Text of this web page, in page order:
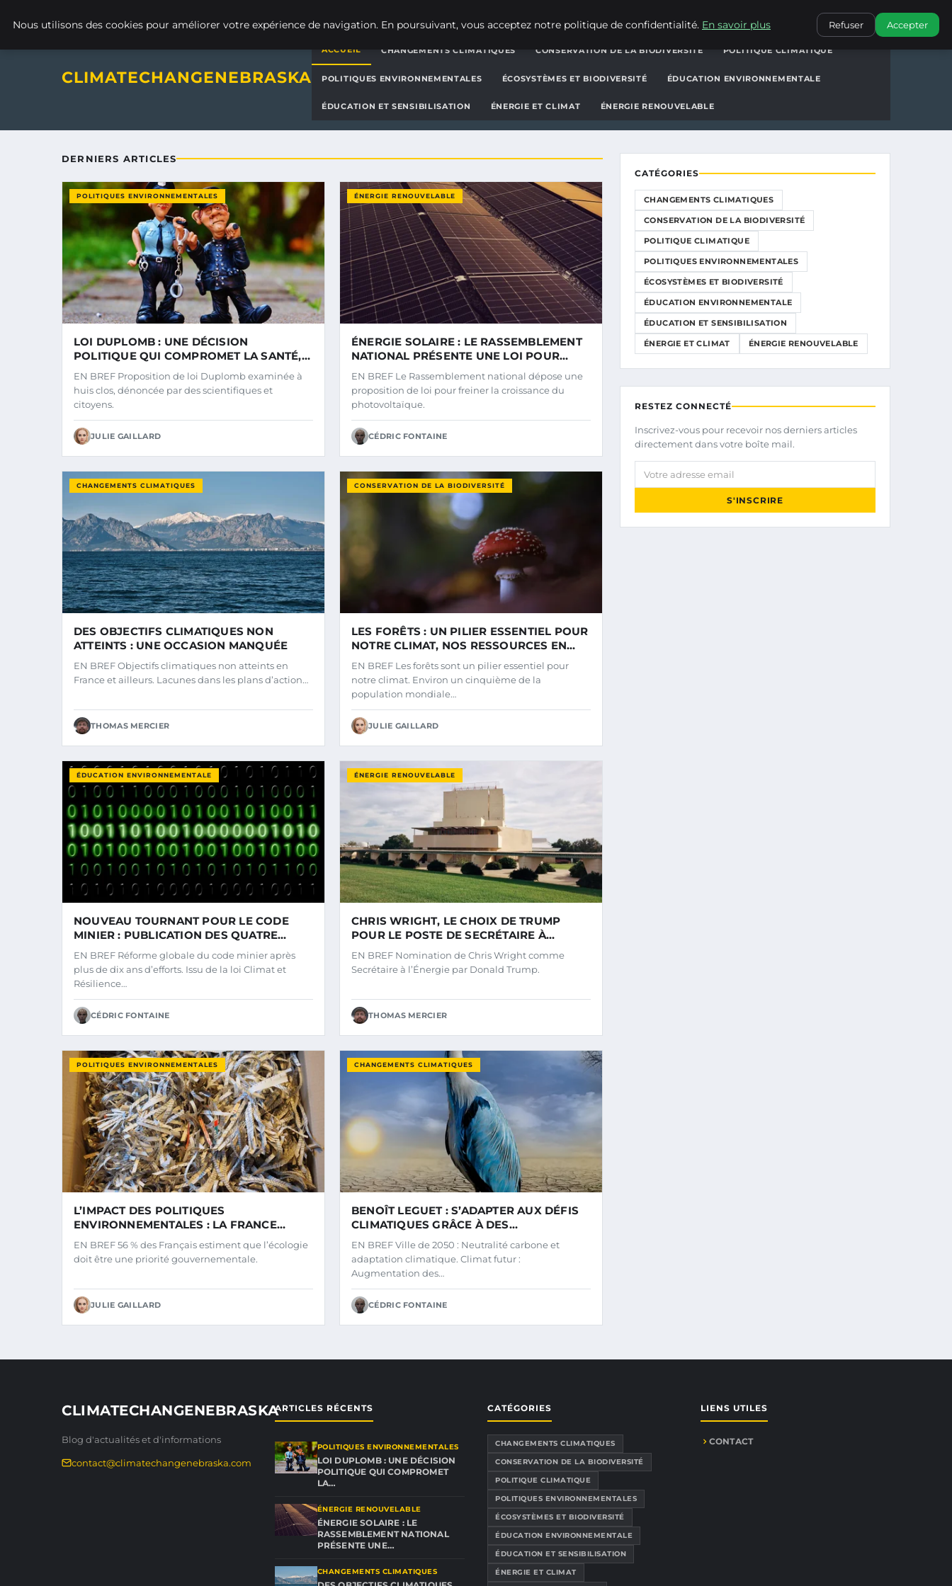
CONTACT
CLIMATECHANGENEBRASKA
ACCUEIL CHANGEMENTS CLIMATIQUES CONSERVATION DE LA BIODIVERSITÉ POLITIQUE CLIMATIQUE
POLITIQUES ENVIRONNEMENTALES ÉCOSYSTÈMES ET BIODIVERSITÉ ÉDUCATION ENVIRONNEMENTALE
ÉDUCATION ET SENSIBILISATION ÉNERGIE ET CLIMAT ÉNERGIE RENOUVELABLE
DERNIERS ARTICLES
POLITIQUES ENVIRONNEMENTALES
LOI DUPLOMB : UNE DÉCISION
POLITIQUE QUI COMPROMET LA SANTÉ,
L’ENVIRONNEMENT, LA RECHERCHE
SCIENTIFIQUE ET L’AVENIR DE
L’AGRICULTURE
EN BREF Proposition de loi Duplomb examinée à
huis clos, dénoncée par des scientifiques et
citoyens.
JULIE GAILLARD
ÉNERGIE RENOUVELABLE
ÉNERGIE SOLAIRE : LE RASSEMBLEMENT
NATIONAL PRÉSENTE UNE LOI POUR
RALENTIR L’EXPANSION DU
PHOTOVOLTAÏQUE
EN BREF Le Rassemblement national dépose une
proposition de loi pour freiner la croissance du
photovoltaïque.
CÉDRIC FONTAINE
CHANGEMENTS CLIMATIQUES
DES OBJECTIFS CLIMATIQUES NON
ATTEINTS : UNE OCCASION MANQUÉE
EN BREF Objectifs climatiques non atteints en
France et ailleurs. Lacunes dans les plans d’action…
THOMAS MERCIER
CONSERVATION DE LA BIODIVERSITÉ
LES FORÊTS : UN PILIER ESSENTIEL POUR
NOTRE CLIMAT, NOS RESSOURCES EN
EAU, NOTRE SANTÉ ET NOS MOYENS DE
SUBSISTANCE
EN BREF Les forêts sont un pilier essentiel pour
notre climat. Environ un cinquième de la
population mondiale…
JULIE GAILLARD
ÉDUCATION ENVIRONNEMENTALE
NOUVEAU TOURNANT POUR LE CODE
MINIER : PUBLICATION DES QUATRE
ORDONNANCES DU 13 AVRIL 2022 EN
LIEN AVEC LA LOI SUR LE CLIMAT ET LA
RÉSILIENCE DU 22 AOÛT 2021
EN BREF Réforme globale du code minier après
plus de dix ans d’efforts. Issu de la loi Climat et
Résilience…
CÉDRIC FONTAINE
ÉNERGIE RENOUVELABLE
CHRIS WRIGHT, LE CHOIX DE TRUMP
POUR LE POSTE DE SECRÉTAIRE À
L’ÉNERGIE, A DES OPINIONS
DÉLIBÉRÉMENT ERRONÉES : DÉCOUVREZ
LES VÉRITÉS.
EN BREF Nomination de Chris Wright comme
Secrétaire à l’Énergie par Donald Trump.
THOMAS MERCIER
POLITIQUES ENVIRONNEMENTALES
L’IMPACT DES POLITIQUES
ENVIRONNEMENTALES : LA FRANCE
PLÉBISCITE L’ARTIFICIALISATION,
L’UTILISATION DES PESTICIDES ET LA
RÉNOVATION DURABLE
EN BREF 56 % des Français estiment que l’écologie
doit être une priorité gouvernementale.
JULIE GAILLARD
CHANGEMENTS CLIMATIQUES
BENOÎT LEGUET : S’ADAPTER AUX DÉFIS
CLIMATIQUES GRÂCE À DES
INVESTISSEMENTS STRATÉGIQUES ET
OPPORTUNS
EN BREF Ville de 2050 : Neutralité carbone et
adaptation climatique. Climat futur :
Augmentation des…
CÉDRIC FONTAINE
CATÉGORIES
CHANGEMENTS CLIMATIQUES
CONSERVATION DE LA BIODIVERSITÉ
POLITIQUE CLIMATIQUE
POLITIQUES ENVIRONNEMENTALES
ÉCOSYSTÈMES ET BIODIVERSITÉ
ÉDUCATION ENVIRONNEMENTALE
ÉDUCATION ET SENSIBILISATION
ÉNERGIE ET CLIMAT ÉNERGIE RENOUVELABLE
RESTEZ CONNECTÉ
Inscrivez-vous pour recevoir nos derniers articles
directement dans votre boîte mail.
Votre adresse email
S'INSCRIRE
CLIMATECHANGENEBRASKA
Blog d'actualités et d'informations
contact@climatechangenebraska.com
ARTICLES RÉCENTS
POLITIQUES ENVIRONNEMENTALES
LOI DUPLOMB : UNE DÉCISION
POLITIQUE QUI COMPROMET
LA…
ÉNERGIE RENOUVELABLE
ÉNERGIE SOLAIRE : LE
RASSEMBLEMENT NATIONAL
PRÉSENTE UNE…
CHANGEMENTS CLIMATIQUES
CATÉGORIES
CHANGEMENTS CLIMATIQUES
CONSERVATION DE LA BIODIVERSITÉ
POLITIQUE CLIMATIQUE
POLITIQUES ENVIRONNEMENTALES
ÉCOSYSTÈMES ET BIODIVERSITÉ
ÉDUCATION ENVIRONNEMENTALE
ÉDUCATION ET SENSIBILISATION
ÉNERGIE ET CLIMAT
LIENS UTILES
CONTACT
Nous utilisons des cookies pour améliorer votre expérience de navigation. En poursuivant, vous acceptez notre politique de confidentialité. En savoir plus Refuser Accepter